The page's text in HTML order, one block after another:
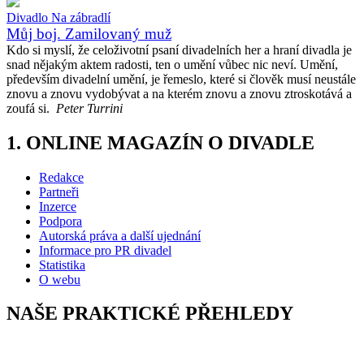
Divadlo Na zábradlí
Můj boj. Zamilovaný muž
Kdo si myslí, že celoživotní psaní divadelních her a hraní divadla je
snad nějakým aktem radosti, ten o umění vůbec nic neví. Umění,
především divadelní umění, je řemeslo, které si člověk musí neustále
znovu a znovu vydobývat a na kterém znovu a znovu ztroskotává a
zoufá si. Peter Turrini
1. ONLINE MAGAZÍN O DIVADLE
Redakce
Partneři
Inzerce
Podpora
Autorská práva a další ujednání
Informace pro PR divadel
Statistika
O webu
NAŠE PRAKTICKÉ PŘEHLEDY